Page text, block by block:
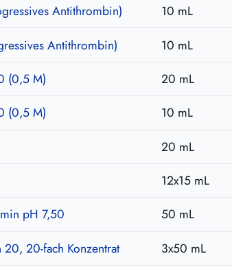
Antithrombin)
10 mL
Antithrombin)
10 mL
(0,5 M)
20 mL
(0,5 M)
10 mL
20 mL
12x15 mL
pH 7,50
50 mL
20, 20-fach Konzentrat
3x50 mL